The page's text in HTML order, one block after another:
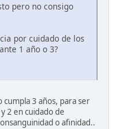
pero no consigo
por cuidado de los
1 año o 3?
cumpla 3 años, para ser
2 en cuidado de
o afinidad..